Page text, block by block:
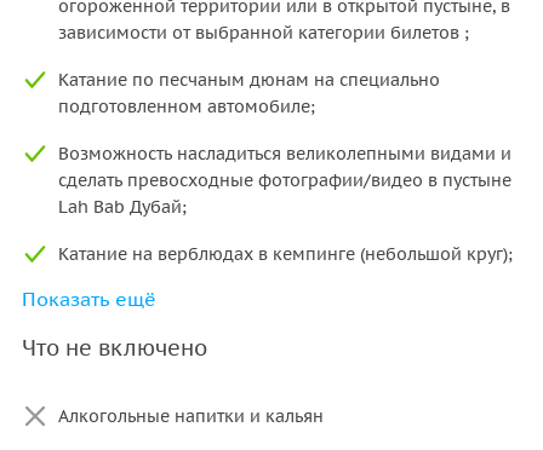
огороженной территории или в открытой пустыне, в
зависимости от выбранной категории билетов ;
Катание по песчаным дюнам на специально
подготовленном автомобиле;
Возможность насладиться великолепными видами и
сделать превосходные фотографии/видео в пустыне
Lah Bab Дубай;
Катание на верблюдах в кемпинге (небольшой круг);
Роспись тату хной в кемпинге (небольшой рисунок);
Шоу-программа (Belly Dance Show, Fire show, Tanoura
Ужин (шведский стол — закуски (пакора, самуса), ужин
Показать ещё
Что не включено
Алкогольные напитки и кальян